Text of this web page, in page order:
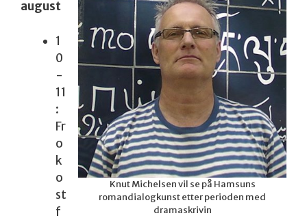
Knut Michelsen vil se på Hamsuns
romandialogkunst etter perioden med
dramaskrivin
august
1
0
-
11
:
Fr
o
k
o
st
f